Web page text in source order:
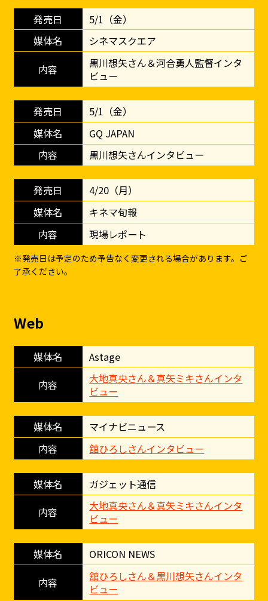
5/1（金）
シネマスクエア
黒川想矢さん＆河合勇人監督インタ
ビュー
5/1（金）
GQ JAPAN
黒川想矢さんインタビュー
4/20（月）
キネマ旬報
現場レポート
※発売日は予定のため予告なく変更される場合があります。ご
了承ください。
Web
Astage
大地真央さん＆真矢ミキさんインタ
ビュー
マイナビニュース
舘ひろしさんインタビュー
ガジェット通信
大地真央さん＆真矢ミキさんインタ
ビュー
ORICON NEWS
舘ひろしさん＆黒川想矢さんインタ
ビュー